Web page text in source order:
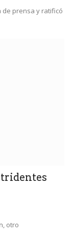
prensa y ratificó
otro